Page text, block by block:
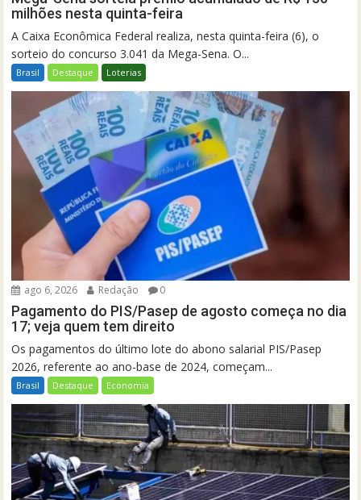
milhões nesta quinta-feira
A Caixa Econômica Federal realiza, nesta quinta-feira (6), o
sorteio do concurso 3.041 da Mega-Sena. O...
Brasil Destaque Loterias
ago 6, 2026 Redação 0
Pagamento do PIS/Pasep de agosto começa no dia
17; veja quem tem direito
Os pagamentos do último lote do abono salarial PIS/Pasep
2026, referente ao ano-base de 2024, começam...
Brasil Destaque Economia